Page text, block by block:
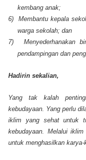
kembang anak;
6)
Membantu kepala
warga sekolah; dan
7)
Menyederhanakan
pendampingan dan
Hadirin sekalian,
Yang tak kalah
kebudayaan. Yang perlu
iklim yang sehat untuk
kebudayaan. Melalui
untuk menghasilkan karya-